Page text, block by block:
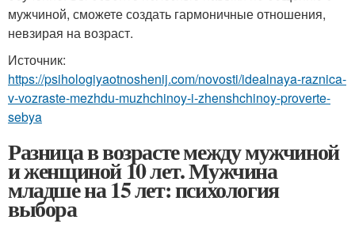
мужчиной, сможете создать гармоничные отношения,
невзирая на возраст.
Источник:
https://psihologiyaotnoshenij.com/novosti/idealnaya-raznica-
v-vozraste-mezhdu-muzhchinoy-i-zhenshchinoy-proverte-
sebya
Разница в возрасте между мужчиной
и женщиной 10 лет. Мужчина
младше на 15 лет: психология
выбора